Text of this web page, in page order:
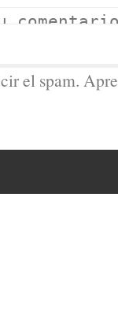
el spam.